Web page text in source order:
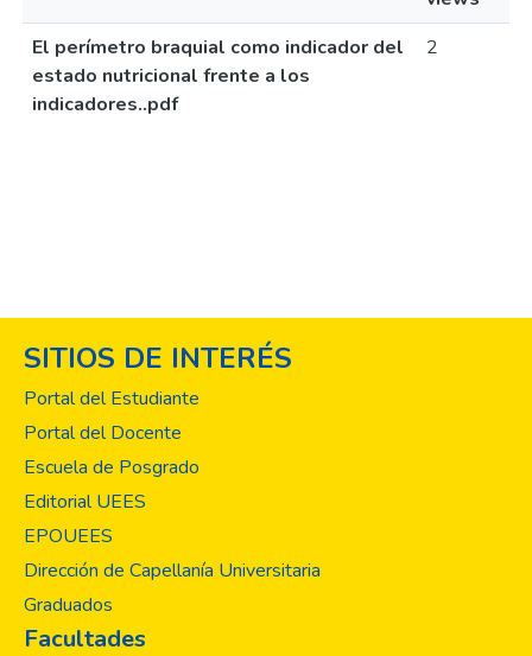
El perímetro braquial como indicador del
estado nutricional frente a los
indicadores..pdf
2
SITIOS DE INTERÉS
Portal del Estudiante
Portal del Docente
Escuela de Posgrado
Editorial UEES
EPOUEES
Dirección de Capellanía Universitaria
Graduados
Facultades